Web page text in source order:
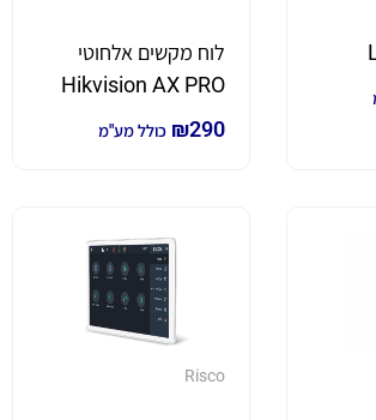
לוח מקשים אלחוטי
Hikvision AX PRO
דגם DS-PK1-E-WB₪290 כולל מע"מ
Risco